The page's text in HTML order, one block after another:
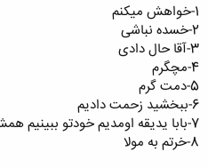
1-خواهش میکنم
2-خسده نباشی
3-آقا حال دادی
4-مچگرم
5-دمت گرم
6-ببخشید زحمت دادیم
7-بابا یدیقه اومدیم خودتو ببینیم همش توآشپزخونه ای
8-خرتم به مولا